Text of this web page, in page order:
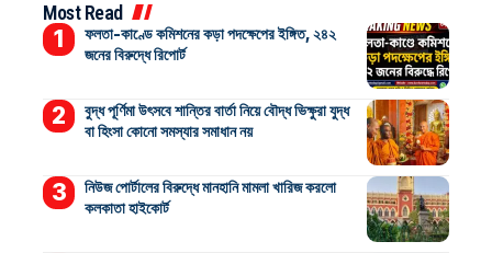
Most Read
ফলতা-কাণ্ডে কমিশনের কড়া পদক্ষেপের ইঙ্গিত, ২৪২
জনের বিরুদ্ধে রিপোর্ট
বুদ্ধ পূর্ণিমা উৎসবে শান্তির বার্তা নিয়ে বৌদ্ধ ভিক্ষুরা যুদ্ধ
বা হিংসা কোনো সমস্যার সমাধান নয়
নিউজ পোর্টালের বিরুদ্ধে মানহানি মামলা খারিজ করলো
কলকাতা হাইকোর্ট